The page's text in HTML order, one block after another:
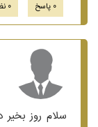
0 پاسخ
0 نظر
سلام روز بخیر